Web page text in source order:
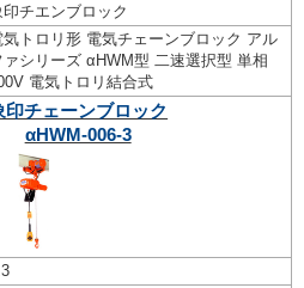
印チエンブロック
気トロリ形 電気チェーンブロック アル
ァシリーズ αHWM型 二速選択型 単相
電気トロリ結合式
印チェーンブロック
αHWM-006-3